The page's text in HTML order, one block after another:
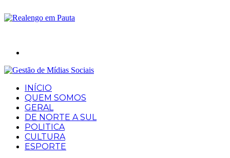
INÍCIO
QUEM SOMOS
GERAL
DE NORTE A SUL
POLITICA
CULTURA
ESPORTE